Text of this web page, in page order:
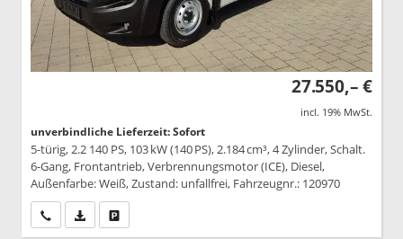
27.550,– €
incl. 19% MwSt.
unverbindliche Lieferzeit: Sofort
5-türig, 2.2 140 PS, 103 kW (140 PS), 2.184 cm³, 4 Zylinder, Schalt.
6-Gang, Frontantrieb, Verbrennungsmotor (ICE), Diesel,
Außenfarbe: Weiß, Zustand: unfallfrei, Fahrzeugnr.: 120970
Wir rufen Sie anPDF-Datei, Fahrzeugexposé drucken